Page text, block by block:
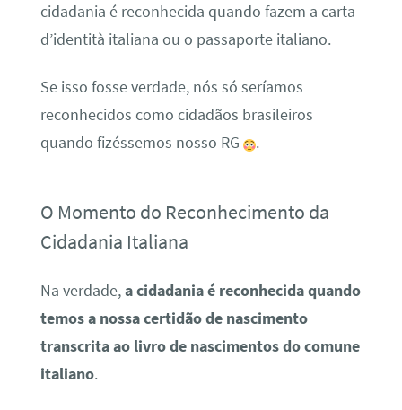
cidadania é reconhecida quando fazem a carta
d’identità italiana ou o passaporte italiano.
Se isso fosse verdade, nós só seríamos
reconhecidos como cidadãos brasileiros
quando fizéssemos nosso RG
.
O Momento do Reconhecimento da
Cidadania Italiana
Na verdade,a cidadania é reconhecida quando
temos a nossa certidão de nascimento
transcrita ao livro de nascimentos do comune
italiano.